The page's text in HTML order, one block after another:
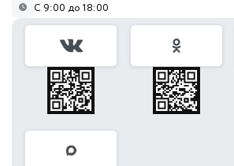
С 9:00 до 18:00